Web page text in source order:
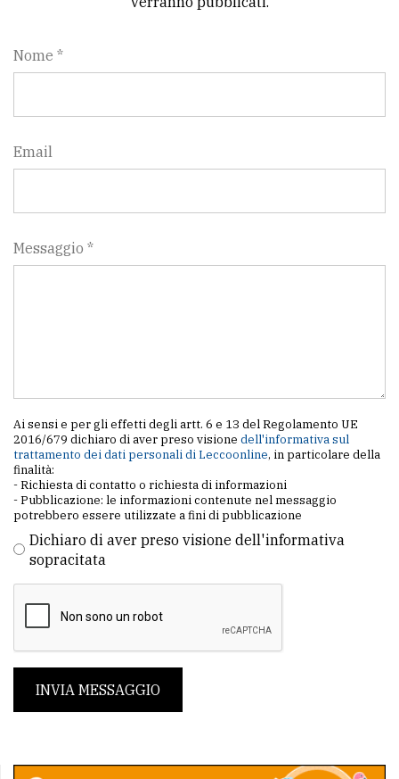
Nome *
Email
Messaggio *
Ai sensi e per gli effetti degli artt. 6 e 13 del Regolamento UE
2016/679 dichiaro di aver preso visione dell'informativa sul
trattamento dei dati personali di Leccoonline, in particolare della
finalità:
- Richiesta di contatto o richiesta di informazioni
- Pubblicazione: le informazioni contenute nel messaggio
potrebbero essere utilizzate a fini di pubblicazione
Dichiaro di aver preso visione dell'informativa
sopracitata
INVIA MESSAGGIO